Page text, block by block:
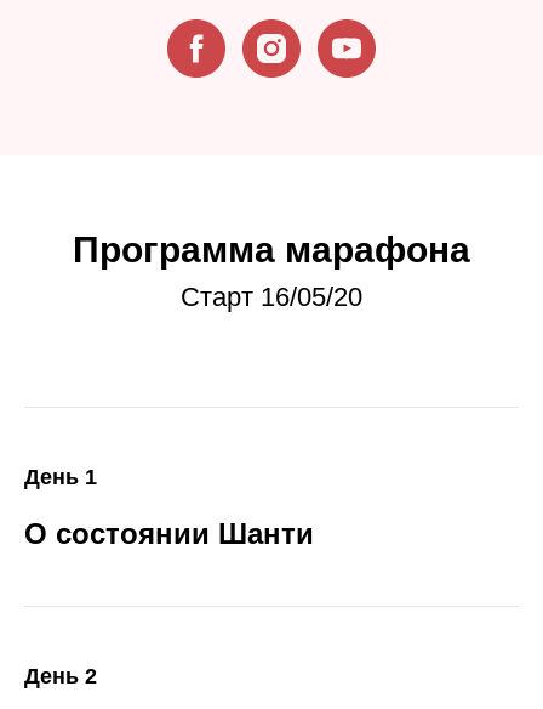
Программа марафона
Старт 16/05/20
День 1
О состоянии Шанти
День 2